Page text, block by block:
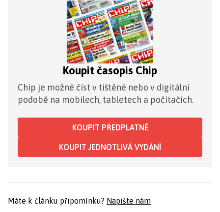
Koupit časopis Chip
Chip je možné číst v tištěné nebo v digitální
podobě na mobilech, tabletech a počítačích.
KOUPIT PŘEDPLATNÉ
KOUPIT JEDNOTLIVÁ VYDÁNÍ
Máte k článku připomínku? Napište nám